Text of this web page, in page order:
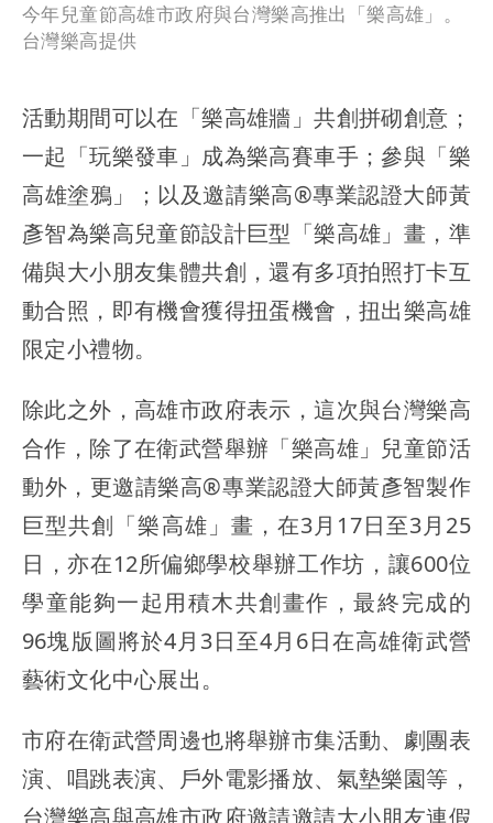
今年兒童節高雄市政府與台灣樂高推出「樂高雄」。
台灣樂高提供
活動期間可以在「樂高雄牆」共創拼砌創意；
一起「玩樂發車」成為樂高賽車手；參與「樂
高雄塗鴉」；以及邀請樂高®專業認證大師黃
彥智為樂高兒童節設計巨型「樂高雄」畫，準
備與大小朋友集體共創，還有多項拍照打卡互
動合照，即有機會獲得扭蛋機會，扭出樂高雄
限定小禮物。
除此之外，高雄市政府表示，這次與台灣樂高
合作，除了在衛武營舉辦「樂高雄」兒童節活
動外，更邀請樂高®專業認證大師黃彥智製作
巨型共創「樂高雄」畫，在3月17日至3月25
日，亦在12所偏鄉學校舉辦工作坊，讓600位
學童能夠一起用積木共創畫作，最終完成的
96塊版圖將於4月3日至4月6日在高雄衛武營
藝術文化中心展出。
市府在衛武營周邊也將舉辦市集活動、劇團表
演、唱跳表演、戶外電影播放、氣墊樂園等，